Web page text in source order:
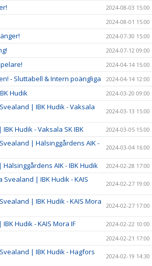
2024-08-03 15:00
2024-08-01 15:00
2024-07-30 15:00
2024-07-12 09:00
2024-04-14 15:00
- Sluttabell & Intern poängliga 2024-04-14 12:00
Hudik 2024-03-20 09:00
| IBK Hudik - Vaksala
2024-03-13 15:00
Hudik - Vaksala SK IBK 2024-03-05 15:00
| Hälsinggårdens AIK -
2024-03-04 16:00
AIK - IBK Hudik 2024-02-28 17:00
| IBK Hudik - KAIS
2024-02-27 19:00
| IBK Hudik - KAIS Mora
2024-02-27 17:00
Hudik - KAIS Mora IF 2024-02-22 10:00
2024-02-21 17:00
| IBK Hudik - Hagfors
2024-02-19 14:30